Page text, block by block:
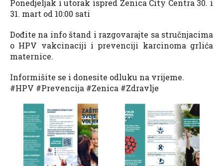
Ponedjeljak i utorak ispred Zenica City Centra 30. i
31. mart od 10:00 sati
Dođite na info štand i razgovarajte sa stručnjacima
o HPV vakcinaciji i prevenciji karcinoma grlića
maternice.
Informišite se i donesite odluku na vrijeme.
#HPV #Prevencija #Zenica #Zdravlje